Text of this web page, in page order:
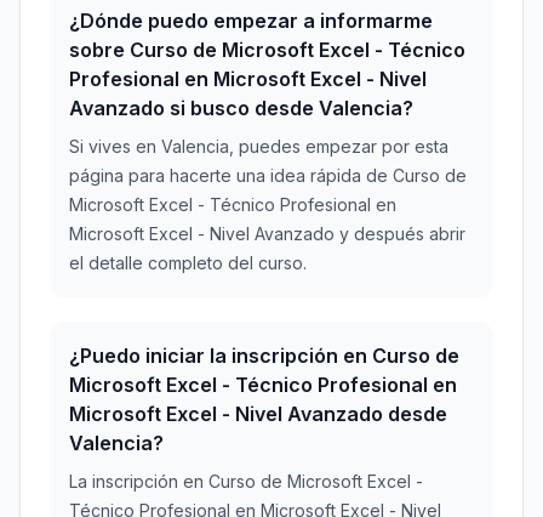
¿Dónde puedo empezar a informarme
sobre Curso de Microsoft Excel - Técnico
Profesional en Microsoft Excel - Nivel
Avanzado si busco desde Valencia?
Si vives en Valencia, puedes empezar por esta
página para hacerte una idea rápida de Curso de
Microsoft Excel - Técnico Profesional en
Microsoft Excel - Nivel Avanzado y después abrir
el detalle completo del curso.
¿Puedo iniciar la inscripción en Curso de
Microsoft Excel - Técnico Profesional en
Microsoft Excel - Nivel Avanzado desde
Valencia?
La inscripción en Curso de Microsoft Excel -
Técnico Profesional en Microsoft Excel - Nivel